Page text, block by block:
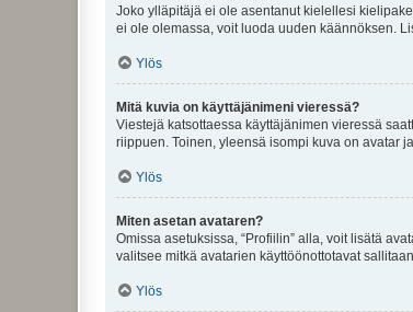
Joko ylläpitäjä ei ole asentanut kielellesi
ei ole olemassa, voit luoda uuden käännöksen.
Ylös
Mitä kuvia on käyttäjänimeni vieressä?
Viestejä katsottaessa käyttäjänimen vieressä
riippuen. Toinen, yleensä isompi kuva on avatar
Ylös
Miten asetan avataren?
Omissa asetuksissa, “Profiilin” alla, voit lisätä
valitsee mitkä avatarien käyttöönottotavat
Ylös